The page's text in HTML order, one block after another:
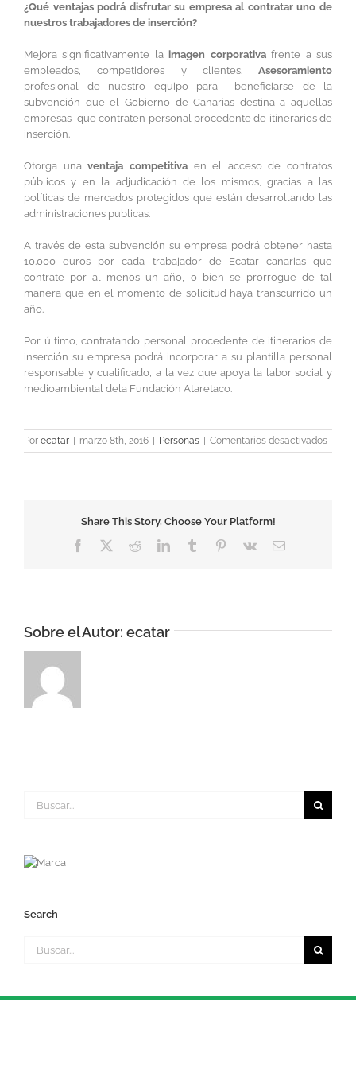
¿Qué ventajas podrá disfrutar su empresa al contratar uno de
nuestros trabajadores de inserción?
Mejora significativamente laimagen corporativafrente a sus
empleados, competidores y clientes. Asesoramiento
profesional de nuestro equipo para beneficiarse de la
subvención que el Gobierno de Canarias destina a aquellas
empresas que contraten personal procedente de itinerarios de
inserción.
Otorga unaventaja competitivaen el acceso de contratos
públicos y en la adjudicación de los mismos, gracias a las
políticas de mercados protegidos que están desarrollando las
administraciones publicas.
A través de esta subvención su empresa podrá obtener hasta
10.000 euros por cada trabajador de Ecatar canarias que
contrate por al menos un año, o bien se prorrogue de tal
manera que en el momento de solicitud haya transcurrido un
año.
Por último, contratando personal procedente de itinerarios de
inserción su empresa podrá incorporar a su plantilla personal
responsable y cualificado, a la vez que apoya la labor social y
medioambiental dela Fundación Ataretaco.
Por ecatar marzo 8th, 2016 Personas Comentarios desactivadosen
Share This Story, Choose Your Platform!
Facebook RedditLinkedInTumblr Pinterest
Vk
Correo
Sobre el Autor: ecatar
Search